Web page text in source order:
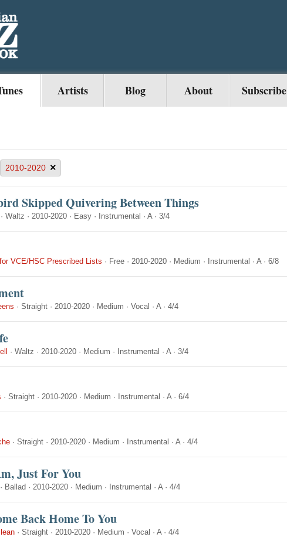
Artists Blog About Subscribe
2010-2020 ×
Skipped Quivering Between Things
· Waltz · 2010-2020 · Easy · Instrumental · A· 3/4
VCE/HSC Prescribed Lists · Free · 2010-2020 · Medium · Instrumental · A· 6/8
· Straight · 2010-2020 · Medium · Vocal · A· 4/4
· Waltz · 2010-2020 · Medium · Instrumental · A· 3/4
· Straight · 2010-2020 · Medium · Instrumental · A· 6/4
· Straight · 2010-2020 · Medium · Instrumental · A· 4/4
Just For You
· Ballad · 2010-2020 · Medium · Instrumental · A· 4/4
Back Home To You
· Straight · 2010-2020 · Medium · Vocal · A· 4/4